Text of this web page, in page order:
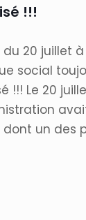
!!!
du 20 juillet à
social
!!! Le 20
dont un des